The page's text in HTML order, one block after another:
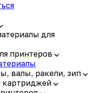
для
принтеров
валы, ракели, зип
картриджей